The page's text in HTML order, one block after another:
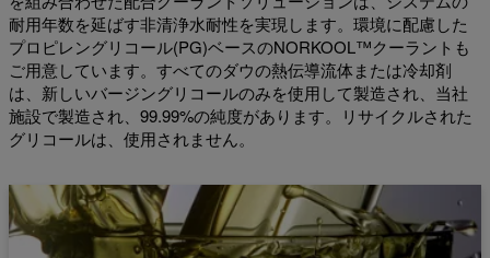
耐用年数を延ばす非清浄水耐性を実現します。環境に配慮した
プロピレングリコール(PG)ベースのNORKOOL™クーラントも
ご用意しています。すべてのダウの熱伝導流体または冷却剤
は、新しいバージングリコールのみを使用して製造され、当社
施設で製造され、99.99%の純度があります。リサイクルされた
グリコールは、使用されません。